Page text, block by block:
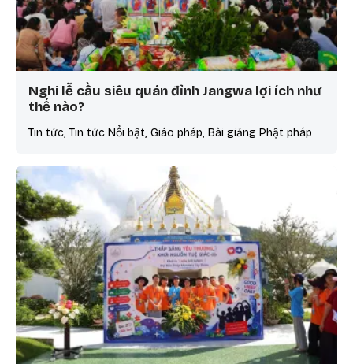
Nghi lễ cầu siêu quán đỉnh Jangwa lợi ích như
thế nào?
Tin tức, Tin tức Nổi bật, Giáo pháp, Bài giảng Phật pháp